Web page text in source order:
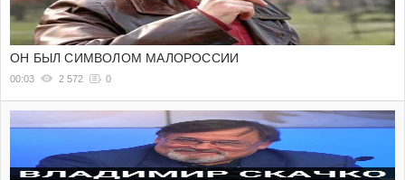
ОН БЫЛ СИМВОЛОМ МАЛОРОССИИ
00:03 2 572 0